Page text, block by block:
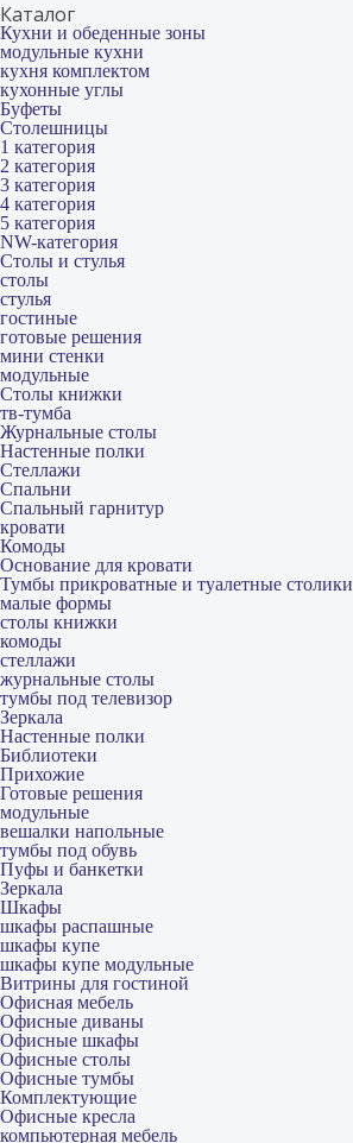
Каталог
Кухни и обеденные зоны
модульные кухни
кухня комплектом
кухонные углы
Буфеты
Столешницы
1 категория
2 категория
3 категория
4 категория
5 категория
NW-категория
Столы и стулья
столы
стулья
гостиные
готовые решения
мини стенки
модульные
Столы книжки
тв-тумба
Журнальные столы
Настенные полки
Стеллажи
Спальни
Спальный гарнитур
кровати
Комоды
Основание для кровати
Тумбы прикроватные и туалетные столики
малые формы
столы книжки
комоды
стеллажи
журнальные столы
тумбы под телевизор
Зеркала
Настенные полки
Библиотеки
Прихожие
Готовые решения
модульные
вешалки напольные
тумбы под обувь
Пуфы и банкетки
Зеркала
Шкафы
шкафы распашные
шкафы купе
шкафы купе модульные
Витрины для гостиной
Офисная мебель
Офисные диваны
Офисные шкафы
Офисные столы
Офисные тумбы
Комплектующие
Офисные кресла
компьютерная мебель